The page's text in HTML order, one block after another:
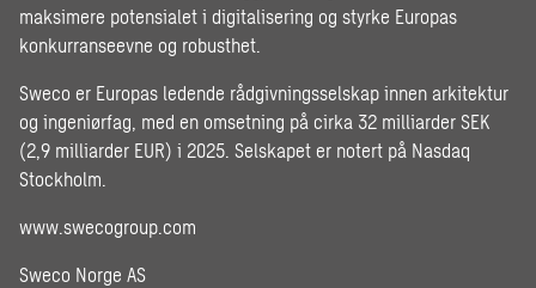
maksimere potensialet i digitalisering og styrke Europas
konkurranseevne og robusthet.
Sweco er Europas ledende rådgivningsselskap innen arkitektur
og ingeniørfag, med en omsetning på cirka 32 milliarder SEK
(2,9 milliarder EUR) i 2025. Selskapet er notert på Nasdaq
Stockholm.
www.swecogroup.com
Sweco Norge AS